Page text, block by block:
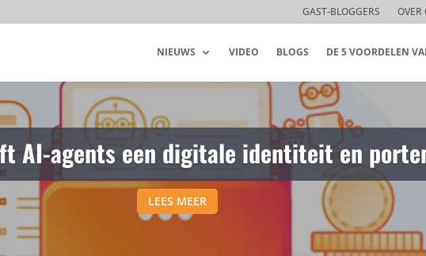
GAST-BLOGGERS OVER
NIEUWS VIDEO BLOGS DE 5 VOORDELEN
maakt persoonlijke klantcommunicatie
met SAP Emarsys